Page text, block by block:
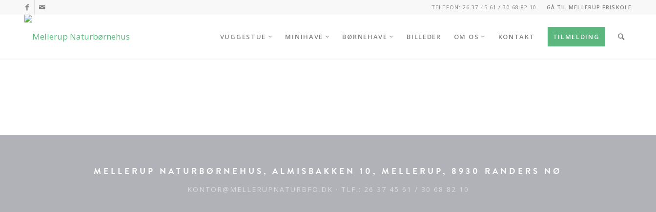
GÅ TIL MELLERUP FRISKOLE
TELEFON: 26 37 45 61 / 30 68 82 10
VUGGESTUE MINIHAVE BØRNEHAVE BILLEDER OM OS KONTAKT TILMELDING
MELLERUP NATURBØRNEHUS, ALMISBAKKEN 10, MELLERUP, 8930 RANDERS NØ
KONTOR@MELLERUPNATURBFO.DK · TLF.: 26 37 45 61 / 30 68 82 10